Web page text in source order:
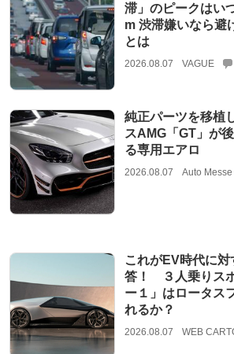
滞」のピークはい
m 渋滞嫌いなら避
とは
2026.08.07 VAGUE
純正パーツを移植
スAMG「GT」が
る専用エアロ
2026.08.07 Auto Messe
これがEV時代に対
答！ ３人乗りス
ー１」はロータス
れるか？
2026.08.07 WEB